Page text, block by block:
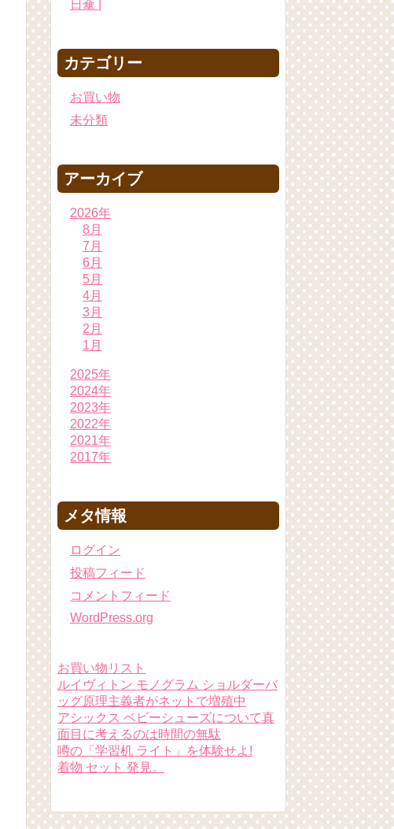
日傘 |
カテゴリー
お買い物
未分類
アーカイブ
2026年
8月
7月
6月
5月
4月
3月
2月
1月
2025年
2024年
2023年
2022年
2021年
2017年
メタ情報
ログイン
投稿フィード
コメントフィード
WordPress.org
お買い物リスト
ルイヴィトン モノグラム ショルダーバ
ッグ原理主義者がネットで増殖中
アシックス ベビーシューズについて真
面目に考えるのは時間の無駄
噂の「学習机 ライト」を体験せよ!
着物 セット 発見。